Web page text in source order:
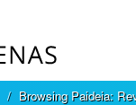
Browsing Paideia: